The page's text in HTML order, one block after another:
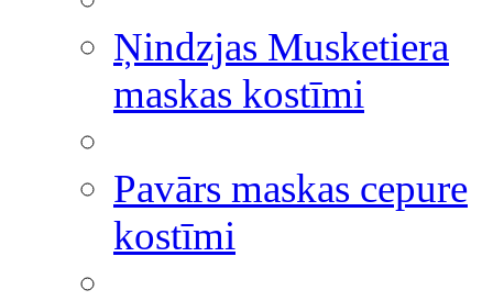
Ņindzjas Musketiera
maskas kostīmi
Pavārs maskas cepure
kostīmi